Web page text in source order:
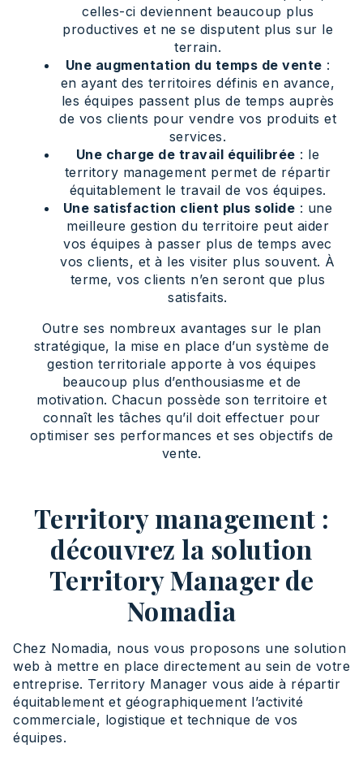
celles-ci deviennent beaucoup plus
productives et ne se disputent plus sur le
terrain.
Une augmentation du temps de vente :
en ayant des territoires définis en avance,
les équipes passent plus de temps auprès
de vos clients pour vendre vos produits et
services.
Une charge de travail équilibrée : le
territory management permet de répartir
équitablement le travail de vos équipes.
Une satisfaction client plus solide : une
meilleure gestion du territoire peut aider
vos équipes à passer plus de temps avec
vos clients, et à les visiter plus souvent. À
terme, vos clients n’en seront que plus
satisfaits.
Outre ses nombreux avantages sur le plan
stratégique, la mise en place d’un système de
gestion territoriale apporte à vos équipes
beaucoup plus d’enthousiasme et de
motivation. Chacun possède son territoire et
connaît les tâches qu’il doit effectuer pour
optimiser ses performances et ses objectifs de
vente.
Territory management :
découvrez la solution
Territory Manager de
Nomadia
Chez Nomadia, nous vous proposons une solution
web à mettre en place directement au sein de votre
entreprise. Territory Manager vous aide à répartir
équitablement et géographiquement l’activité
commerciale, logistique et technique de vos
équipes.